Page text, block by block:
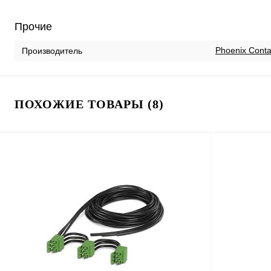
Прочие
Производитель Phoenix
ПОХОЖИЕ ТОВАРЫ (8)